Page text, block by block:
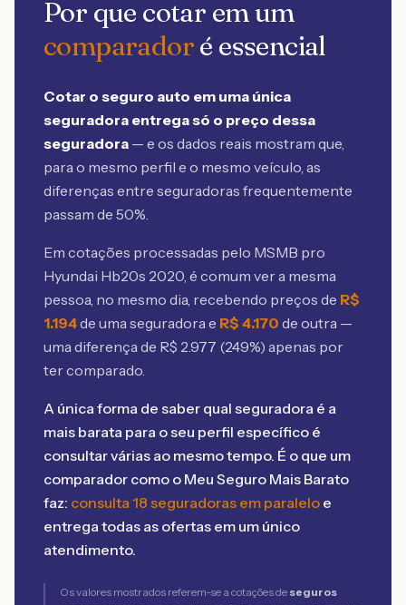
Por que cotar em um
comparadoré essencial
Cotar o seguro auto em uma única
seguradora entrega só o preço dessa
seguradora — e os dados reais mostram que,
para o mesmo perfil e o mesmo veículo, as
diferenças entre seguradoras frequentemente
passam de 50%.
Em cotações processadas pelo MSMB pro
Hyundai Hb20s 2020, é comum ver a mesma
pessoa, no mesmo dia, recebendo preços de R$
1.194de uma seguradora e R$ 4.170 de outra —
uma diferença de R$ 2.977 (249%) apenas por
ter comparado.
A única forma de saber qual seguradora é a
mais barata para o seu perfil específico é
consultar várias ao mesmo tempo. É o que um
comparador como o Meu Seguro Mais Barato
faz: consulta 18 seguradoras em paralelo e
entrega todas as ofertas em um único
atendimento.
Os valores mostrados referem-se a cotações de seguros